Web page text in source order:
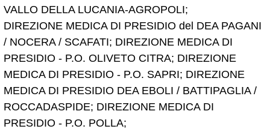
VALLO DELLA LUCANIA-AGROPOLI;
DIREZIONE MEDICA DI PRESIDIO del DEA PAGANI
/ NOCERA / SCAFATI; DIREZIONE MEDICA DI
PRESIDIO - P.O. OLIVETO CITRA; DIREZIONE
MEDICA DI PRESIDIO - P.O. SAPRI; DIREZIONE
MEDICA DI PRESIDIO DEA EBOLI / BATTIPAGLIA /
ROCCADASPIDE; DIREZIONE MEDICA DI
PRESIDIO - P.O. POLLA;